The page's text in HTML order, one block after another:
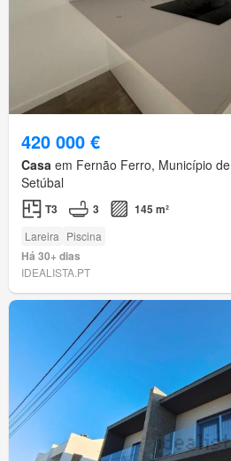
420 000 €
Casa em Fernão Ferro, Município
Setúbal
T3 3 145 m²
Lareira Piscina
Há 30+ dias
IDEALISTA.PT